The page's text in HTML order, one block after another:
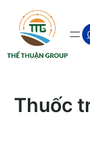
Skip
content
Thuốc